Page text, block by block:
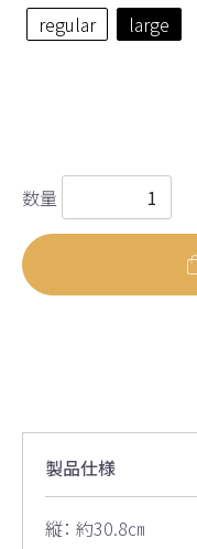
regular
large
数量
製品仕様
縦： 約30.8㎝